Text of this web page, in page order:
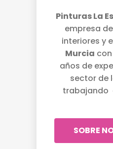
Pinturas La
empresa
interiores y
Murcia
años de
sector de
trabajando
SOBRE